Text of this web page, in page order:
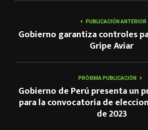
PUBLICACIÓN ANTERIOR
Gobierno garantiza controles
Gripe Aviar
PRÓXIMA PUBLICACIÓN
Gobierno de Perú presenta un
para la convocatoria de
de 2023